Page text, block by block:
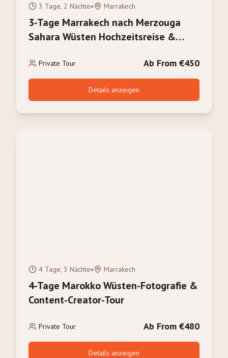
3 Tage, 2 Nächte• Marrakech
3-Tage Marrakech nach Merzouga
Sahara Wüsten Hochzeitsreise &
Private Tour Ab From €450
Details anzeigen
4 Tage, 3 Nächte• Marrakech
4-Tage Marokko Wüsten-Fotografie &
Content-Creator-Tour
Private Tour Ab From €480
Details anzeigen